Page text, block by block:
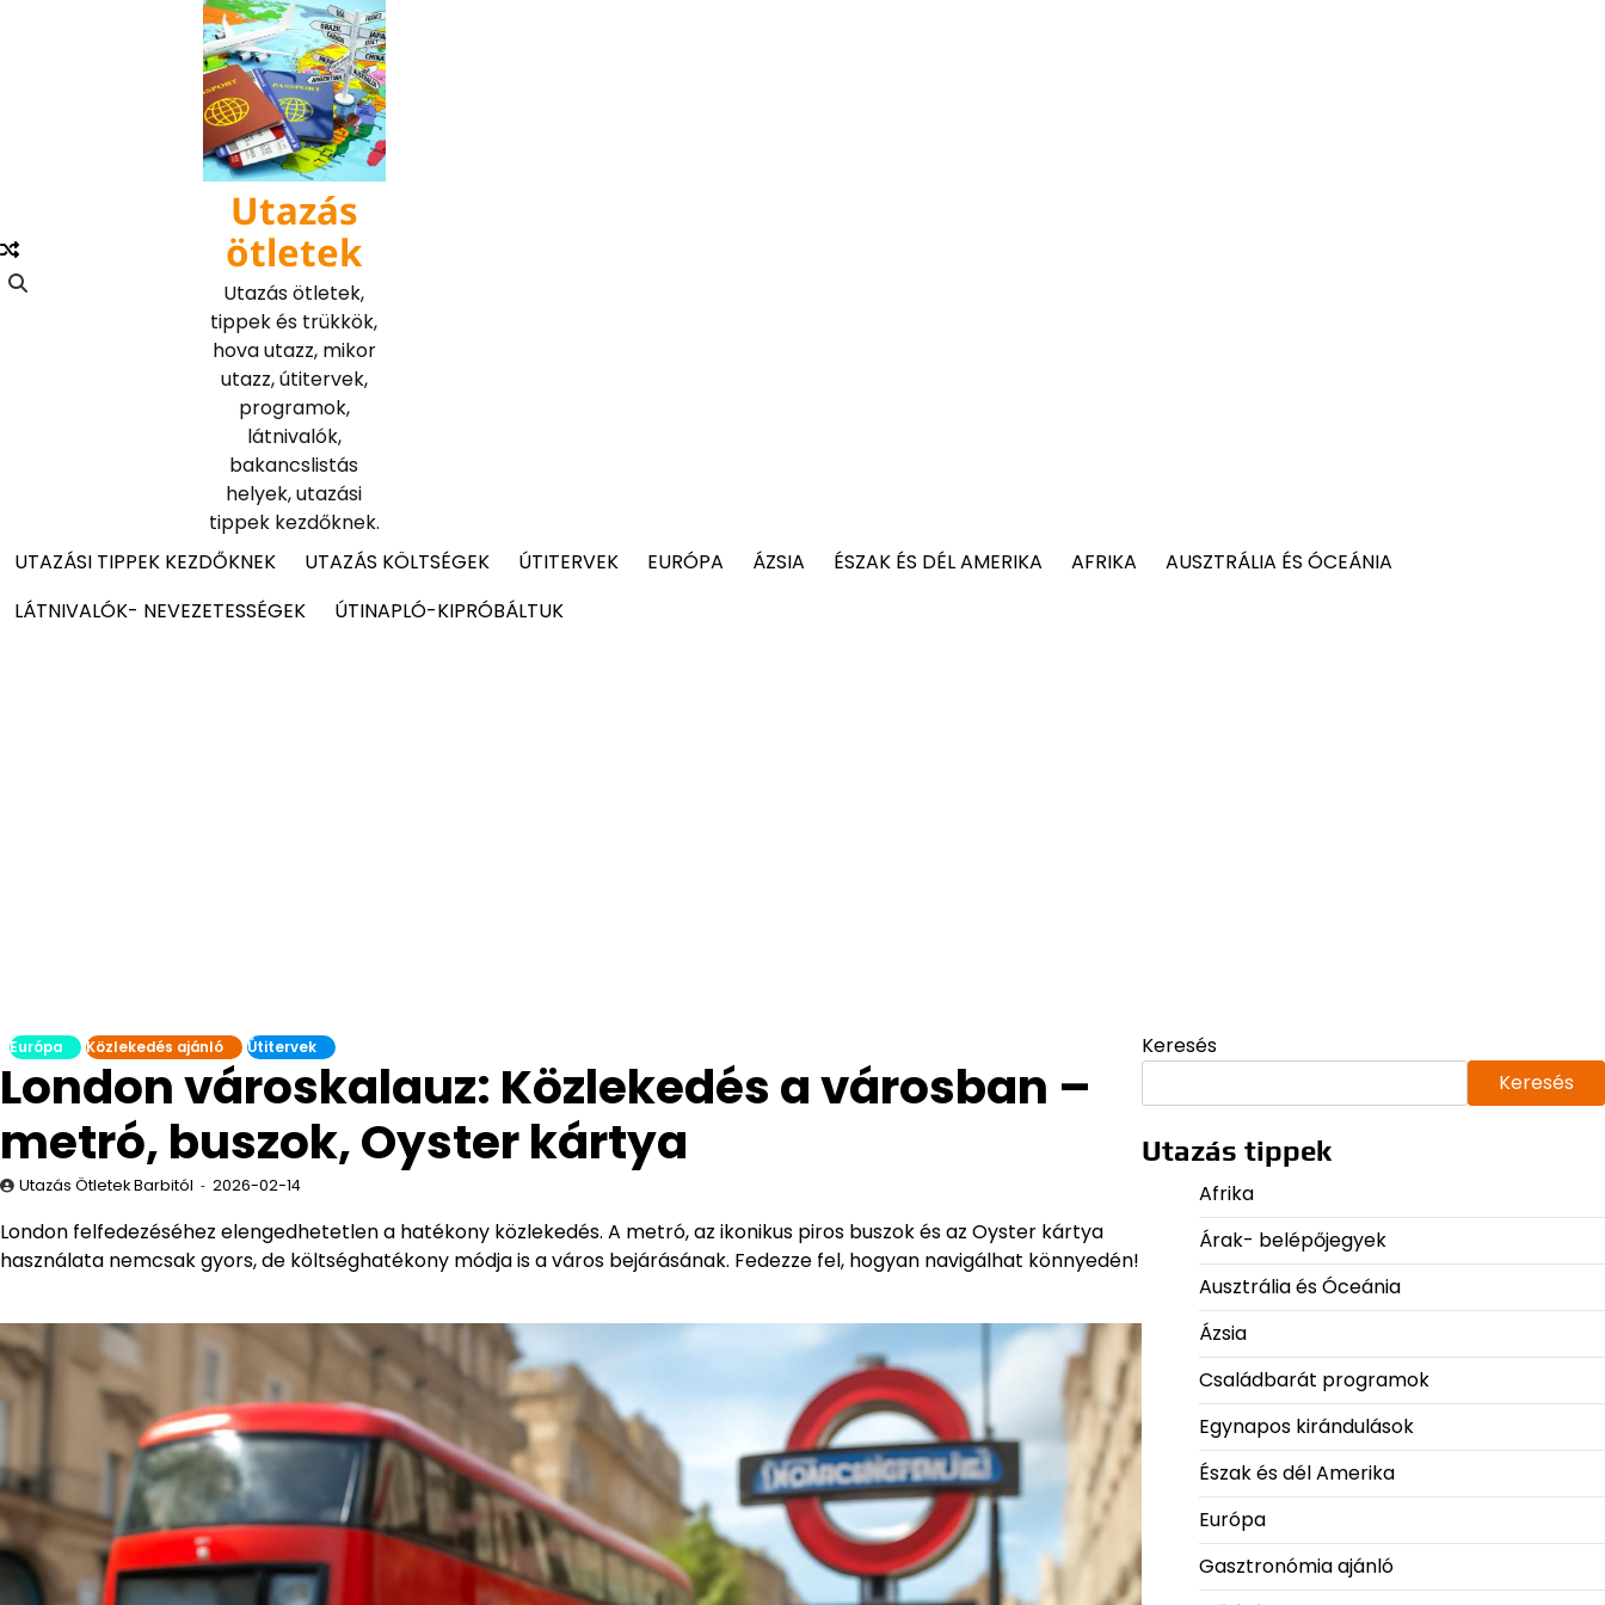
Utazás
ötletek
Utazás ötletek,
tippek és trükkök,
hova utazz, mikor
utazz, útitervek,
programok,
látnivalók,
bakancslistás
helyek, utazási
tippek kezdőknek.
UTAZÁSI TIPPEK KEZDŐKNEK
UTAZÁS KÖLTSÉGEK ÚTITERVEK EURÓPA ÁZSIA ÉSZAK ÉS DÉL AMERIKA AFRIKA
AUSZTRÁLIA ÉS ÓCEÁNIA
LÁTNIVALÓK- NEVEZETESSÉGEK
ÚTINAPLÓ-KIPRÓBÁLTUK
Európa Közlekedés ajánló Útitervek
London városkalauz: Közlekedés a városban –
metró, buszok, Oyster kártya
Utazás Ötletek Barbitól 2026-02-14
London felfedezéséhez elengedhetetlen a hatékony közlekedés. A metró, az ikonikus piros buszok és az Oyster kártya
használata nemcsak gyors, de költséghatékony módja is a város bejárásának. Fedezze fel, hogyan navigálhat könnyedén!
Keresés
Keresés
Utazás tippek
Afrika
Árak- belépőjegyek
Ausztrália és Óceánia
Ázsia
Családbarát programok
Egynapos kirándulások
Észak és dél Amerika
Európa
Gasztronómia ajánló